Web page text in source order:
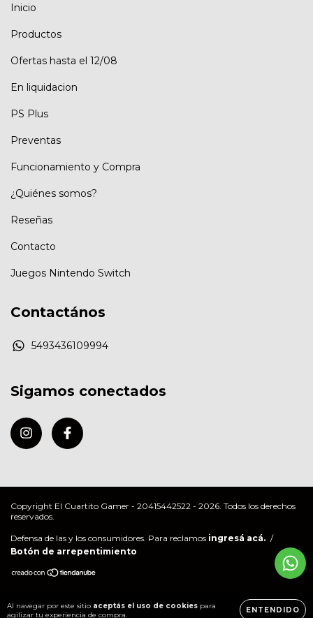
Al navegar por este sitio aceptás el uso de cookies para
agilizar tu experiencia de compra.
ENTENDIDO
Inicio
Productos
Ofertas hasta el 12/08
En liquidacion
PS Plus
Preventas
Funcionamiento y Compra
¿Quiénes somos?
Reseñas
Contacto
Juegos Nintendo Switch
Contactános
5493436109994
Sigamos conectados
Copyright El Cuartito Gamer - 20415442522 - 2026. Todos los derechos
reservados.
Defensa de las y los consumidores. Para reclamos ingresá acá. /
Botón de arrepentimiento